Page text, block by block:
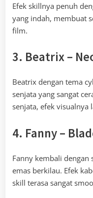
Efek skillnya penuh
yang indah, membuat
film.
3. Beatrix –
Beatrix dengan tema
senjata yang sangat
senjata, efek visualnya
4. Fanny –
Fanny kembali dengan
emas berkilau. Efek
skill terasa sangat